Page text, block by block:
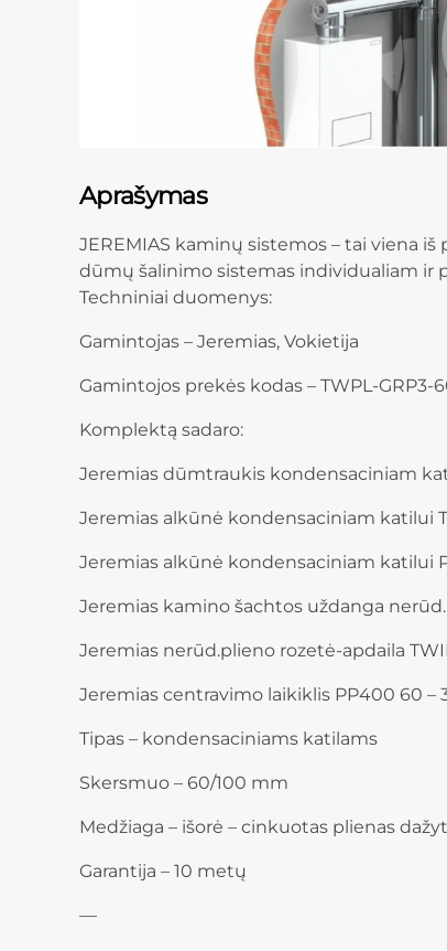
Aprašymas
JEREMIAS kaminų sistemos – tai viena
dūmų šalinimo sistemas individualiam ir
Techniniai duomenys:
Gamintojas – Jeremias, Vokietija
Gamintojos prekės kodas – TWPL-GRP3-
Komplektą sadaro:
Jeremias dūmtraukis kondensaciniam
Jeremias alkūnė kondensaciniam katilui
Jeremias alkūnė kondensaciniam katilui
Jeremias kamino šachtos uždanga
Jeremias nerūd.plieno rozetė-apdaila
Jeremias centravimo laikiklis PP400 60 –
Tipas – kondensaciniams katilams
Skersmuo – 60/100 mm
Medžiaga – išorė – cinkuotas plienas
Garantija – 10 metų
—